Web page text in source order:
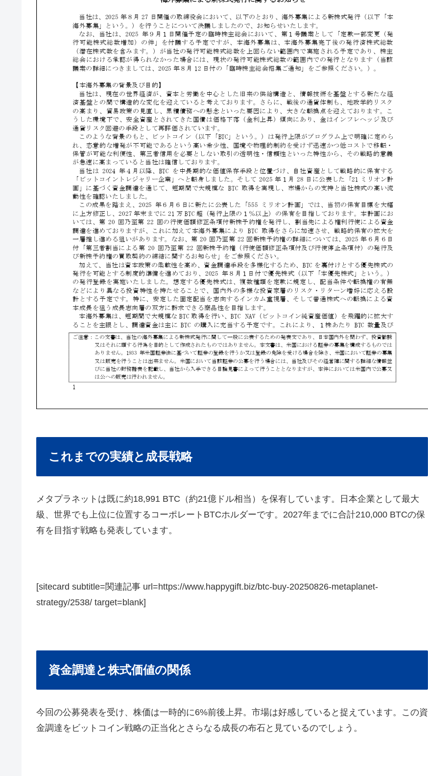
これまでの実績と成長戦略
メタプラネットは既に約18,991 BTC（約21億ドル相当）を保有しています。日本企業として最大
級、世界でも上位に位置するコーポレートBTCホルダーです。2027年までに合計210,000 BTCの保
有を目指す戦略も発表しています。
[sitecard subtitle=関連記事 url=https://www.happygift.biz/btc-buy-20250826-metaplanet-
strategy/2538/ target=blank]
資金調達と株式価値の関係
今回の公募発表を受け、株価は一時的に6%前後上昇。市場は好感していると捉えています。この資
金調達をビットコイン戦略の正当化とさらなる成長の布石と見ているのでしょう。